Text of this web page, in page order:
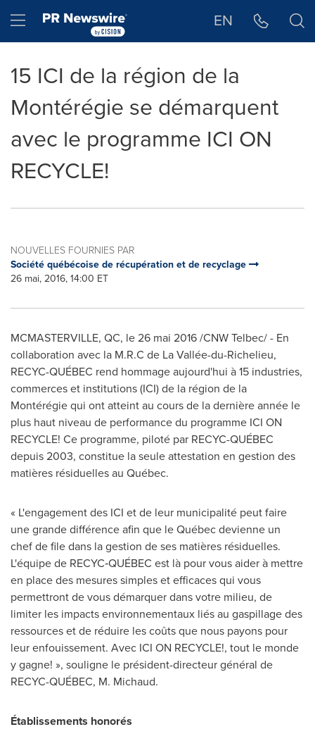
Hamburger menu EN
15 ICI de la région de la
Montérégie se démarquent
avec le programme ICI ON
RECYCLE!
NOUVELLES FOURNIES PAR
Société québécoise de récupération et de recyclage
26 mai, 2016, 14:00 ET
MCMASTERVILLE, QC, le 26 mai 2016 /CNW Telbec/ - En
collaboration avec la M.R.C de La Vallée-du-Richelieu,
RECYC-QUÉBEC rend hommage aujourd'hui à 15 industries,
commerces et institutions (ICI) de la région de la
Montérégie qui ont atteint au cours de la dernière année le
plus haut niveau de performance du programme ICI ON
RECYCLE! Ce programme, piloté par RECYC-QUÉBEC
depuis 2003, constitue la seule attestation en gestion des
matières résiduelles au Québec.
« L'engagement des ICI et de leur municipalité peut faire
une grande différence afin que le Québec devienne un
chef de file dans la gestion de ses matières résiduelles.
L'équipe de RECYC‑QUÉBEC est là pour vous aider à mettre
en place des mesures simples et efficaces qui vous
permettront de vous démarquer dans votre milieu, de
limiter les impacts environnementaux liés au gaspillage des
ressources et de réduire les coûts que nous payons pour
leur enfouissement. Avec ICI ON RECYCLE!, tout le monde
y gagne! », souligne le président-directeur général de
RECYC-QUÉBEC, M. Michaud.
Établissements honorés